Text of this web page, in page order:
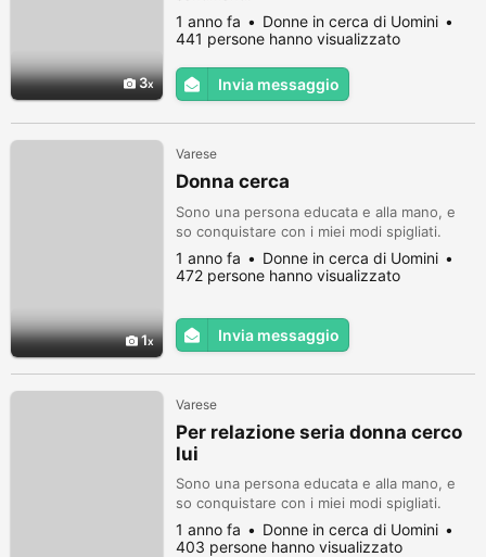
3
1 anno fa
Donne in cerca di Uomini
441 persone hanno visualizzato
Invia messaggio
1
Varese
Donna cerca
Sono una persona educata e alla mano, e
so conquistare con i miei modi spigliati.
1 anno fa
Donne in cerca di Uomini
472 persone hanno visualizzato
Invia messaggio
Varese
Per relazione seria donna cerco
lui
Sono una persona educata e alla mano, e
so conquistare con i miei modi spigliati.
1 anno fa
Donne in cerca di Uomini
403 persone hanno visualizzato